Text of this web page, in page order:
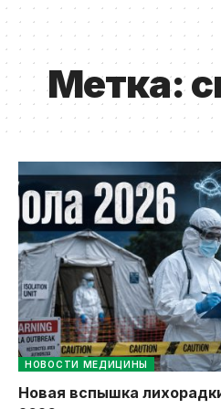
Метка:
НОВОСТИ МЕДИЦИНЫ
Новая вспышка